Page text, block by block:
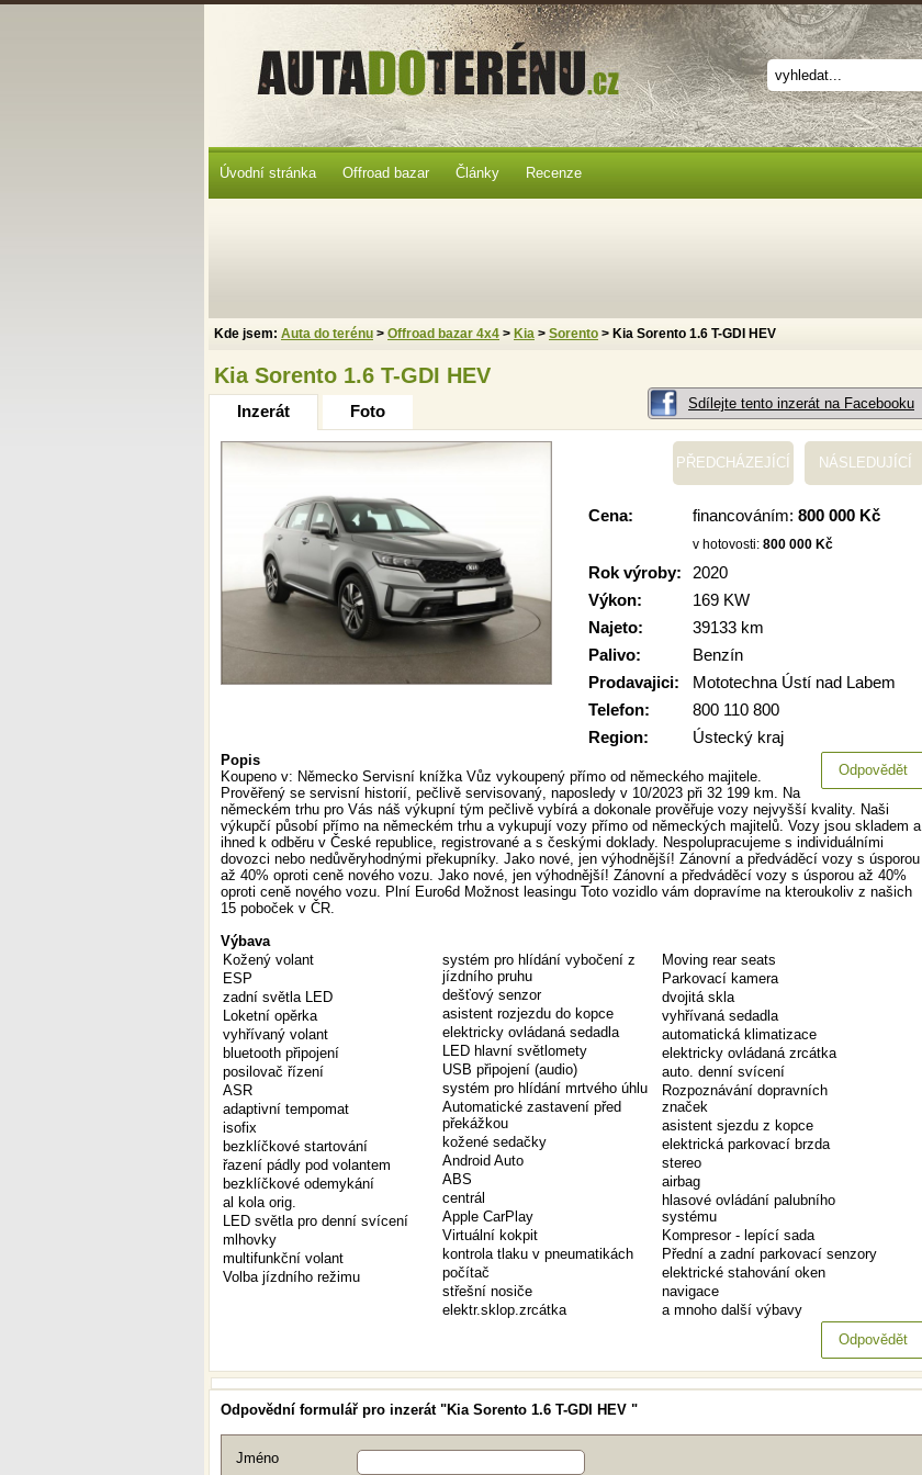
Kia Sorento 1.6 T-GDI HEV
Sdílejte tento inzerát na Facebooku
Inzerát Foto
PŘEDCHÁZEJÍCÍ NÁSLEDUJÍCÍ
Cena: financováním: 800 000 Kč
v hotovosti: 800 000 Kč
Rok výroby:
2020
Výkon:
169 KW
Najeto:
39133 km
Palivo:
Benzín
Prodavajici:
Mototechna Ústí nad Labem
Telefon:
800 110 800
Region:
Ústecký kraj
Odpovědět
Popis
Koupeno v: Německo Servisní knížka Vůz vykoupený přímo od německého majitele.
Prověřený se servisní historií, pečlivě servisovaný, naposledy v 10/2023 při 32 199 km. Na
německém trhu pro Vás náš výkupní tým pečlivě vybírá a dokonale prověřuje vozy nejvyšší kvality. Naši
výkupčí působí přímo na německém trhu a vykupují vozy přímo od německých majitelů. Vozy jsou skladem a
ihned k odběru v České republice, registrované a s českými doklady. Nespolupracujeme s individuálními
dovozci nebo nedůvěryhodnými překupníky. Jako nové, jen výhodnější! Zánovní a předváděcí vozy s úsporou
až 40% oproti ceně nového vozu. Jako nové, jen výhodnější! Zánovní a předváděcí vozy s úsporou až 40%
oproti ceně nového vozu. Plní Euro6d Možnost leasingu Toto vozidlo vám dopravíme na kteroukoliv z našich
15 poboček v ČR.
Výbava
Kožený volant
ESP
zadní světla LED
Loketní opěrka
vyhřívaný volant
bluetooth připojení
posilovač řízení
ASR
adaptivní tempomat
isofix
bezklíčkové startování
řazení pádly pod volantem
bezklíčkové odemykání
al kola orig.
LED světla pro denní svícení
mlhovky
multifunkční volant
Volba jízdního režimu
systém pro hlídání vybočení z
jízdního pruhu
dešťový senzor
asistent rozjezdu do kopce
elektricky ovládaná sedadla
LED hlavní světlomety
USB připojení (audio)
systém pro hlídání mrtvého úhlu
Automatické zastavení před
překážkou
kožené sedačky
Android Auto
ABS
centrál
Apple CarPlay
Virtuální kokpit
kontrola tlaku v pneumatikách
počítač
střešní nosiče
elektr.sklop.zrcátka
Moving rear seats
Parkovací kamera
dvojitá skla
vyhřívaná sedadla
automatická klimatizace
elektricky ovládaná zrcátka
auto. denní svícení
Rozpoznávání dopravních
značek
asistent sjezdu z kopce
elektrická parkovací brzda
stereo
airbag
hlasové ovládání palubního
systému
Kompresor - lepící sada
Přední a zadní parkovací senzory
elektrické stahování oken
navigace
a mnoho další výbavy
Odpovědět
Odpovědní formulář pro inzerát "Kia Sorento 1.6 T-GDI HEV "
Jméno
Úvodní stránka Offroad bazar Články Recenze
Kde jsem: Auta do terénu > Offroad bazar 4x4 > Kia > Sorento > Kia Sorento 1.6 T-GDI HEV